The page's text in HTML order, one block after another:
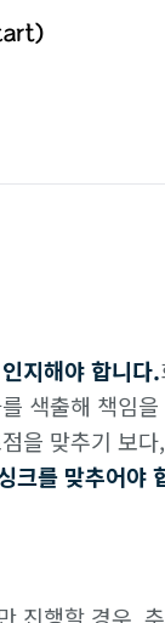
지해야 합니다.
색출해 책임
을 맞추기 보
크를 맞추어야